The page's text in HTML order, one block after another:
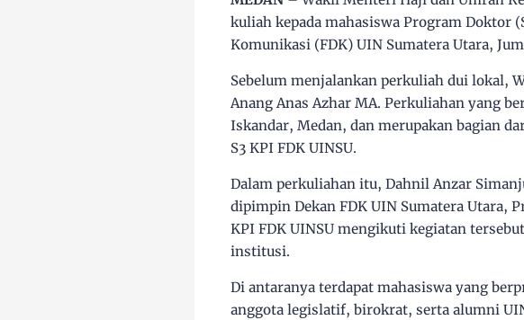
kuliah kepada mahasiswa Program Doktor
Komunikasi (FDK) UIN Sumatera Utara,
Sebelum menjalankan perkuliah dui lokal,
Anang Anas Azhar MA. Perkuliahan yang
Iskandar, Medan, dan merupakan bagian
S3 KPI FDK UINSU.
Dalam perkuliahan itu, Dahnil Anzar
dipimpin Dekan FDK UIN Sumatera Utara,
KPI FDK UINSU mengikuti kegiatan
institusi.
Di antaranya terdapat mahasiswa yang
anggota legislatif, birokrat, serta alumni